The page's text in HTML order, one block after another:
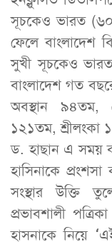
সূচকেও ভারত
ফেলে বাংলাদেশ
সুখী সূচকেও ভারত,
বাংলাদেশ গত
অবস্থান ৯৪তম,
১২১তম, শ্রীলংকা
ড. হাছান এ সময়
হাসিনাকে প্রংশসা
সংস্থার উক্তি
প্রভাবশালী
হাসনাকে নিয়ে